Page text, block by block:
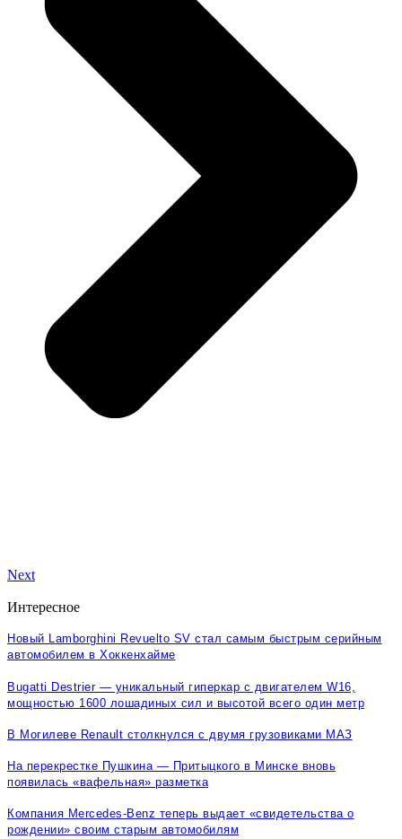
Next
Интересное
Новый Lamborghini Revuelto SV стал самым быстрым серийным
автомобилем в Хоккенхайме
Bugatti Destrier — уникальный гиперкар с двигателем W16,
мощностью 1600 лошадиных сил и высотой всего один метр
В Могилеве Renault столкнулся с двумя грузовиками МАЗ
На перекрестке Пушкина — Притыцкого в Минске вновь
появилась «вафельная» разметка
Компания Mercedes-Benz теперь выдает «свидетельства о
рождении» своим старым автомобилям